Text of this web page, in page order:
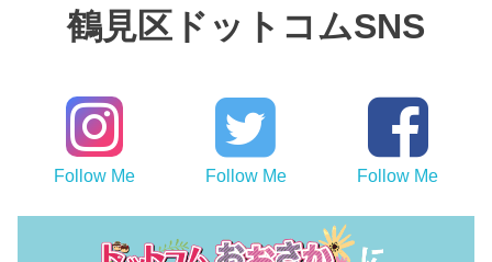
鶴見区ドットコムSNS
Follow Me Follow Me Follow Me